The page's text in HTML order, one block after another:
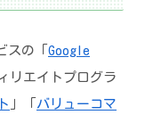
の「 Google
リエイトプログラ
バリューコマ